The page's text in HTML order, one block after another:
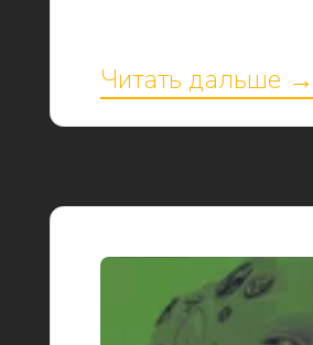
Читать дальше →